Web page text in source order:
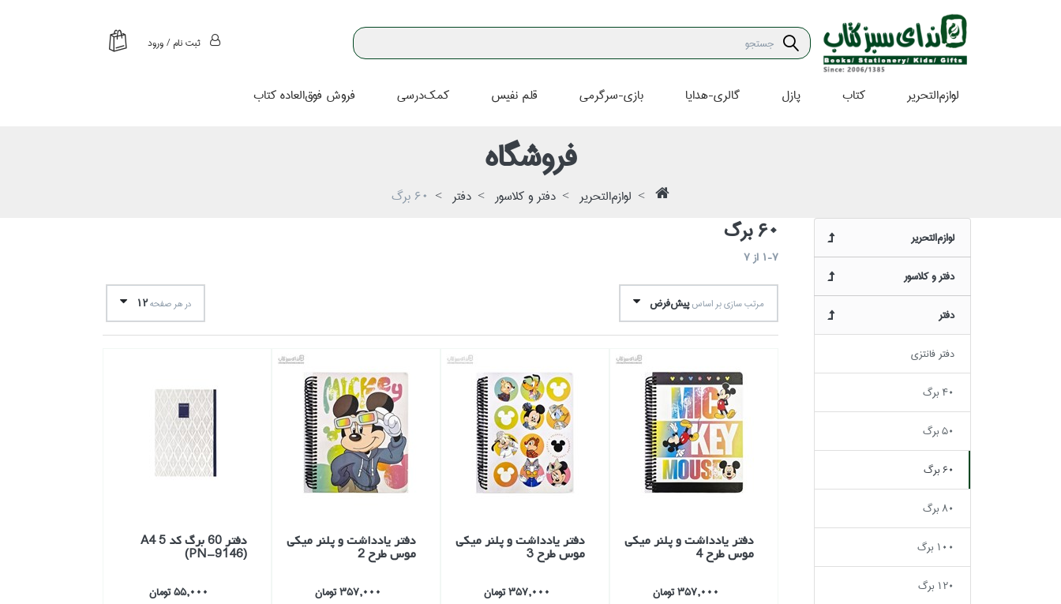
ثبت نام / ورود
لوازم‌التحرير كتاب پازل گالري-هدايا بازي-سرگرمي قلم نفيس كمك‌درسي فروش فوق‌العاده كتاب
فروشگاه
لوازم‌التحرير دفتر و كلاسور دفتر 60 برگ
لوازم‌التحرير
دفتر و كلاسور
دفتر
دفتر فانتزي
40 برگ
50 برگ
60 برگ
80 برگ
100 برگ
120 برگ
60 برگ
1-7 از7
مرتب سازي بر اساسپيش‌فرض در هر صفحه12
دفتر يادداشت و پلنر ميكي
موس طرح 4
357,000 تومان
دفتر يادداشت و پلنر ميكي
موس طرح 3
357,000 تومان
دفتر يادداشت و پلنر ميكي
موس طرح 2
357,000 تومان
دفتر 60 برگ كد 5 A4
(PN-9146)
55,000 تومان